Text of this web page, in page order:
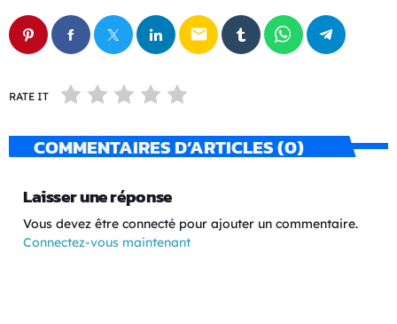
email
RATE IT
COMMENTAIRES D’ARTICLES (0)
Laisser une réponse
Vous devez être connecté pour ajouter un commentaire.
Connectez-vous maintenant